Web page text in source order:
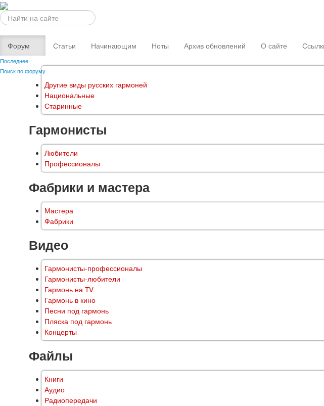
Искать...
Форум
Последнее
Поиск по форуму
Статьи Начинающим Ноты Архив обновлений О сайте
Другие виды русских гармоней
Национальные
Старинные
Гармонисты
Любители
Профессионалы
Фабрики и мастера
Мастера
Фабрики
Видео
Гармонисты-профессионалы
Гармонисты-любители
Гармонь на TV
Гармонь в кино
Песни под гармонь
Пляска под гармонь
Концерты
Файлы
Книги
Аудио
Радиопередачи